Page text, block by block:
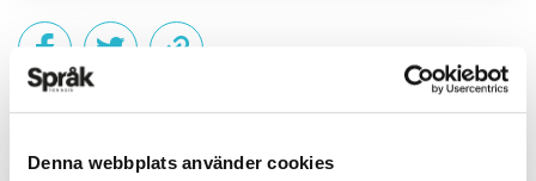
Denna webbplats använder cookies
PUBLICERAD 2018-09-19